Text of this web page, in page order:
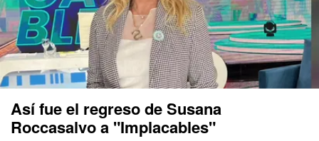
Así fue el regreso de Susana
Roccasalvo a "Implacables"